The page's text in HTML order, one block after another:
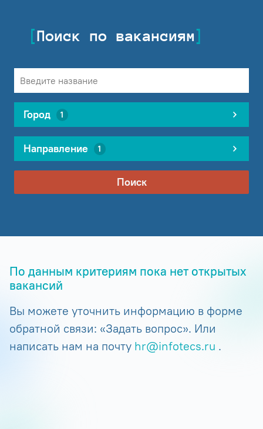
Поиск по вакансиям
Город 1
Направление 1
Поиск
По данным критериям пока нет открытых
вакансий
Вы можете уточнить информацию в форме
обратной связи: «Задать вопрос». Или
написать нам на почту hr@infotecs.ru .